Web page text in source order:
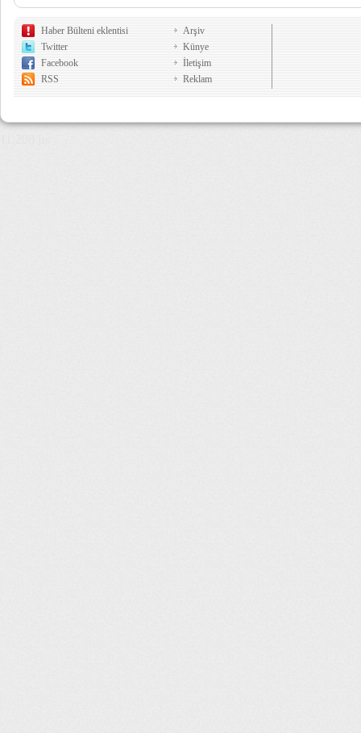
Haber Bülteni eklentisi
Twitter
Facebook
RSS
Arşiv
Künye
İletişim
Reklam